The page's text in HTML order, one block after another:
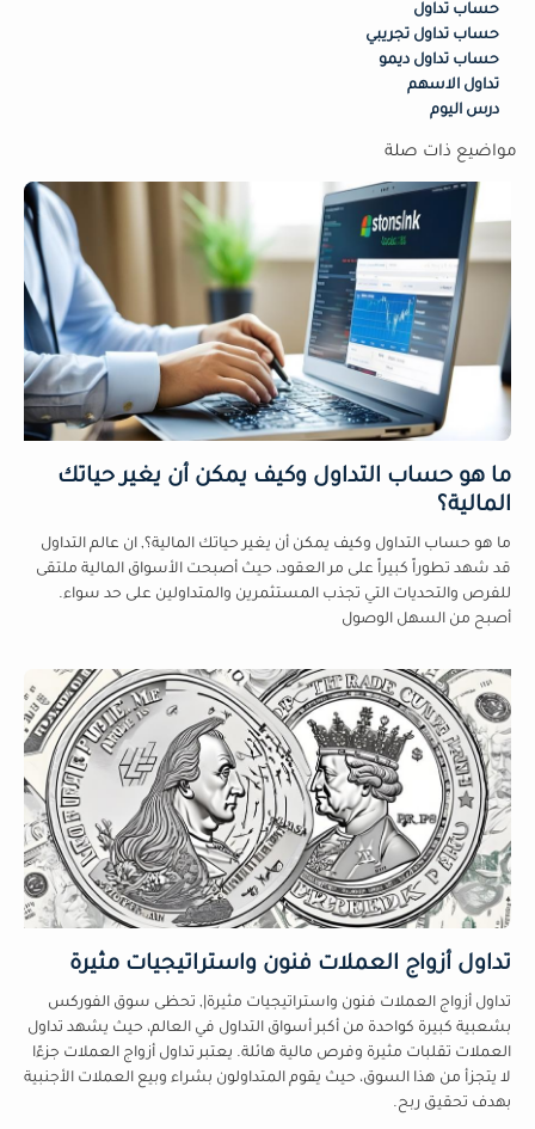
حساب تداول
حساب تداول تجريبي
حساب تداول ديمو
تداول الاسهم
درس اليوم
مواضيع ذات صلة
ما هو حساب التداول وكيف يمكن أن يغير حياتك
المالية؟
ما هو حساب التداول وكيف يمكن أن يغير حياتك المالية؟, ان عالم التداول
قد شهد تطوراً كبيراً على مر العقود، حيث أصبحت الأسواق المالية ملتقى
للفرص والتحديات التي تجذب المستثمرين والمتداولين على حد سواء.
أصبح من السهل الوصول
تداول أزواج العملات فنون واستراتيجيات مثيرة
تداول أزواج العملات فنون واستراتيجيات مثيرة|, تحظى سوق الفوركس
بشعبية كبيرة كواحدة من أكبر أسواق التداول في العالم، حيث يشهد تداول
العملات تقلبات مثيرة وفرص مالية هائلة. يعتبر تداول أزواج العملات جزءًا
لا يتجزأ من هذا السوق، حيث يقوم المتداولون بشراء وبيع العملات الأجنبية
بهدف تحقيق ربح.